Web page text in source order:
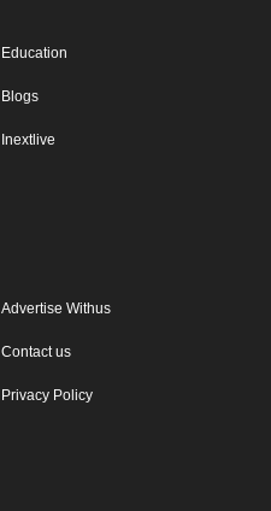
Education
Blogs
Inextlive
Advertise Withus
Contact us
Privacy Policy